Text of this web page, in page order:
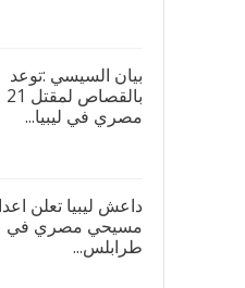
بيان السيسي :توعد
بالقصاص لمقتل 21
مصري في ليبيا...
مسيحي مصري في
طرابلس...